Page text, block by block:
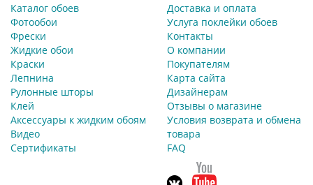
Каталог обоев
Фотообои
Фрески
Жидкие обои
Краски
Лепнина
Рулонные шторы
Клей
Аксессуары к жидким обоям
Видео
Сертификаты
Доставка и оплата
Услуга поклейки обоев
Контакты
О компании
Покупателям
Карта сайта
Дизайнерам
Отзывы о магазине
Условия возврата и обмена
товара
FAQ